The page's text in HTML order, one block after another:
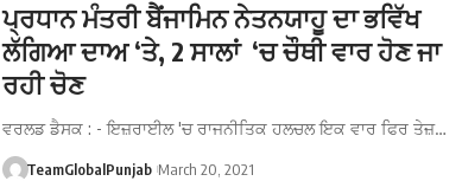
ਪ੍ਰਧਾਨ ਮੰਤਰੀ ਬੈਂਜਾਮਿਨ ਨੇਤਨਯਾਹੂ ਦਾ ਭਵਿੱਖ
ਲੱਗਿਆ ਦਾਅ ‘ਤੇ, 2 ਸਾਲਾਂ ‘ਚ ਚੌਥੀ ਵਾਰ ਹੋਣ ਜਾ
ਰਹੀ ਚੋਣ
ਵਰਲਡ ਡੈਸਕ : - ਇਜ਼ਰਾਈਲ 'ਚ ਰਾਜਨੀਤਿਕ ਹਲਚਲ ਇਕ ਵਾਰ ਫਿਰ ਤੇਜ਼…
TeamGlobalPunjab March 20, 2021